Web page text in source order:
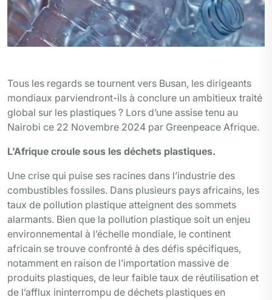
Tous les regards se tournent vers Busan, les dirigeants
mondiaux parviendront-ils à conclure un ambitieux traité
global sur les plastiques ? Lors d’une assise tenu au
Nairobi ce 22 Novembre 2024 par Greenpeace Afrique.
L’Afrique croule sous les déchets plastiques.
Une crise qui puise ses racines dans l’industrie des
combustibles fossiles. Dans plusieurs pays africains, les
taux de pollution plastique atteignent des sommets
alarmants. Bien que la pollution plastique soit un enjeu
environnemental à l’échelle mondiale, le continent
africain se trouve confronté à des défis spécifiques,
notamment en raison de l’importation massive de
produits plastiques, de leur faible taux de réutilisation et
de l’afflux ininterrompu de déchets plastiques en